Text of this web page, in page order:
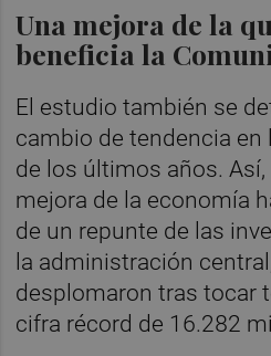
Una mejora de la
beneficia la
El estudio también se
cambio de tendencia
de los últimos años.
mejora de la economía
de un repunte de las
la administración
desplomaron tras tocar
cifra récord de 16.282